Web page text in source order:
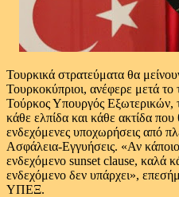
Τουρκικά στρατεύματα θα
Τουρκοκύπριοι, ανέφερε μετά το
Τούρκος Υπουργός Εξωτερικών,
κάθε ελπίδα και κάθε ακτίδα
ενδεχόμενες υποχωρήσεις από
Ασφάλεια-Εγγυήσεις. «Αν
ενδεχόμενο sunset clause, καλά
ενδεχόμενο δεν υπάρχει»,
ΥΠΕΞ.